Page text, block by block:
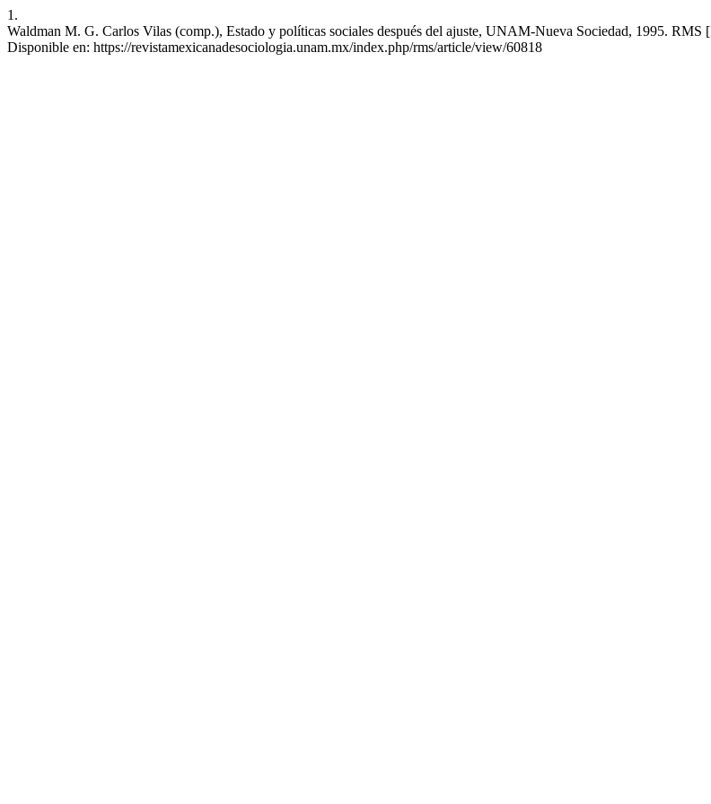
1.
Waldman M. G. Carlos Vilas (comp.), Estado y políticas sociales después del ajuste, UNAM-Nueva Sociedad, 1995.
Disponible en: https://revistamexicanadesociologia.unam.mx/index.php/rms/article/view/60818